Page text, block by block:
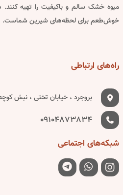
میوه خشک سالم و باکیفیت را تهیه
خوش‌طعم برای لحظه‌های شیرین شماست.
راه‌های ارتباطی
بروجرد ، خیابان تختی ، نبش کوچه
09104873834
شبکه‌های اجتماعی